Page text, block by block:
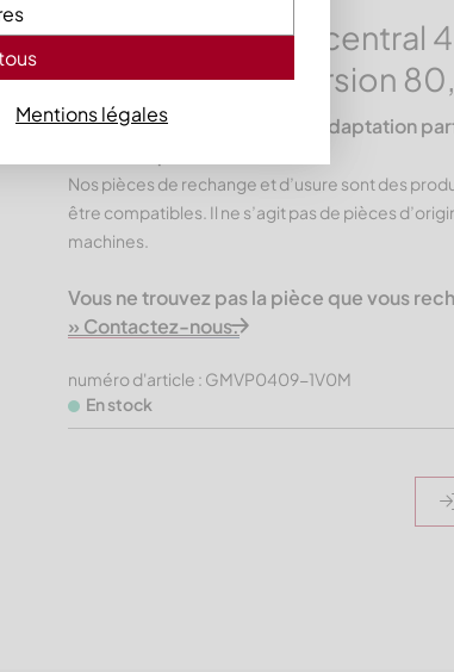
Contre-couteau central
Premium Line, version
Produits CUTMETALL – Une adaptation
Nos pièces de rechange et d’usure sont des
être compatibles. Il ne s’agit pas de pièces
machines.
Vous ne trouvez pas la pièce que vous
» Contactez-nous.
numéro d'article : GMVP0409-1V0M
En stock
Mentions légales